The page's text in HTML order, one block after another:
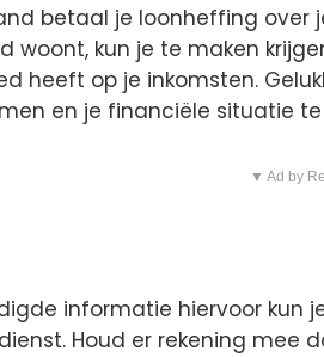
betaal je loonheffing over
woont, kun je te maken
heeft op je inkomsten.
en je financiële situatie
▼ Ad by
informatie hiervoor kun
Houd er rekening